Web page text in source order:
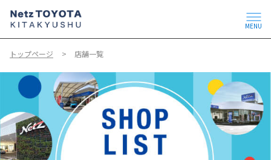
MENU
トップページ 店舗一覧